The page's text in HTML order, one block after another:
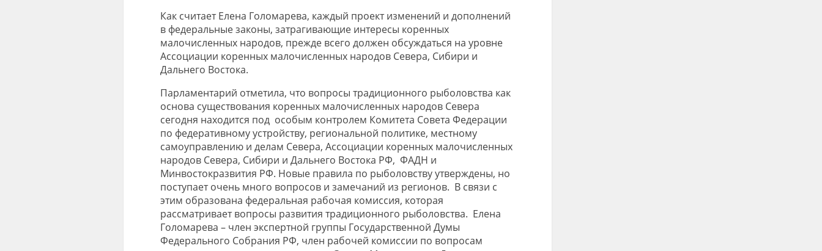
Как считает Елена Голомарева, каждый проект изменений и дополнений
в федеральные законы, затрагивающие интересы коренных
малочисленных народов, прежде всего должен обсуждаться на уровне
Ассоциации коренных малочисленных народов Севера, Сибири и
Дальнего Востока.
Парламентарий отметила, что вопросы традиционного рыболовства как
основа существования коренных малочисленных народов Севера
сегодня находится под особым контролем Комитета Совета Федерации
по федеративному устройству, региональной политике, местному
самоуправлению и делам Севера, Ассоциации коренных малочисленных
народов Севера, Сибири и Дальнего Востока РФ, ФАДН и
Минвостокразвития РФ. Новые правила по рыболовству утверждены, но
поступает очень много вопросов и замечаний из регионов. В связи с
этим образована федеральная рабочая комиссия, которая
рассматривает вопросы развития традиционного рыболовства. Елена
Голомарева – член экспертной группы Государственной Думы
Федерального Собрания РФ, член рабочей комиссии по вопросам